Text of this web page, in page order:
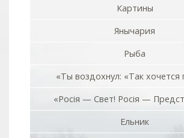
Картины
Янычария
Рыба
«Ты воздохнул: «Так хочется
«Росiя — Свет! Росiя —
Ельник